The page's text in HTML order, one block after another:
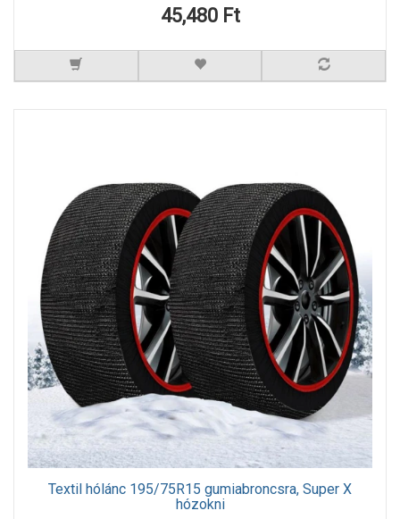
45,480 Ft
Textil hólánc 195/75R15 gumiabroncsra, Super X
hózokni